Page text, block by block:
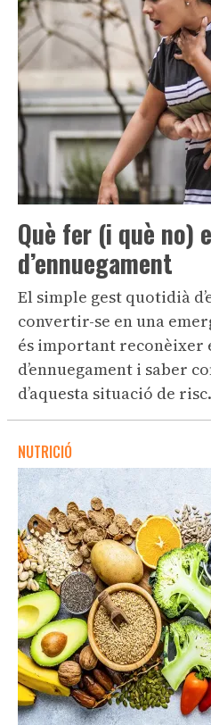
Què fer (i què no)
d’ennuegament
El simple gest quotidià
convertir-se en una
és important reconèixer
d’ennuegament i saber
d’aquesta situació de risc.
NUTRICIÓ